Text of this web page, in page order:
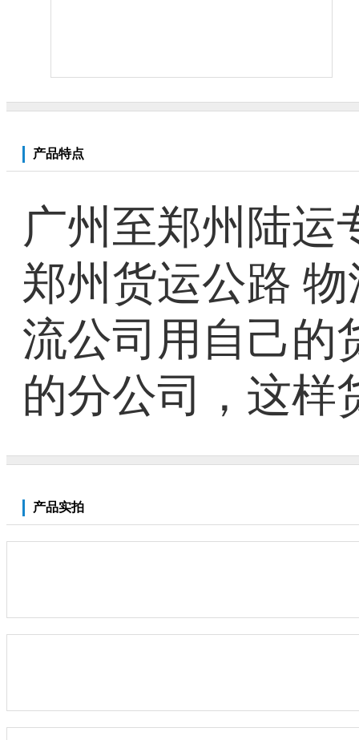
产品特点
广州至郑州陆运
郑州货运公路
流公司用自己的
的分公司，这样
产品实拍